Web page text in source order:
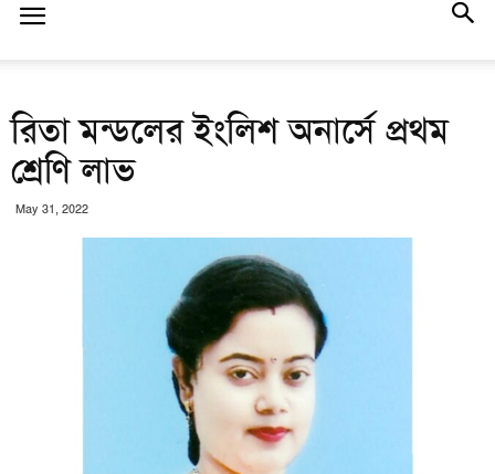
রিতা মন্ডলের ইংলিশ অনার্সে প্রথম
শ্রেণি লাভ
May 31, 2022